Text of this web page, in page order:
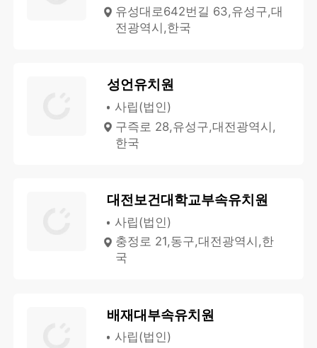
유성대로642번길 63,유성구,대
전광역시,한국
성언유치원
사립(법인)
구즉로 28,유성구,대전광역시,
한국
대전보건대학교부속유치원
사립(법인)
충정로 21,동구,대전광역시,한
국
배재대부속유치원
사립(법인)